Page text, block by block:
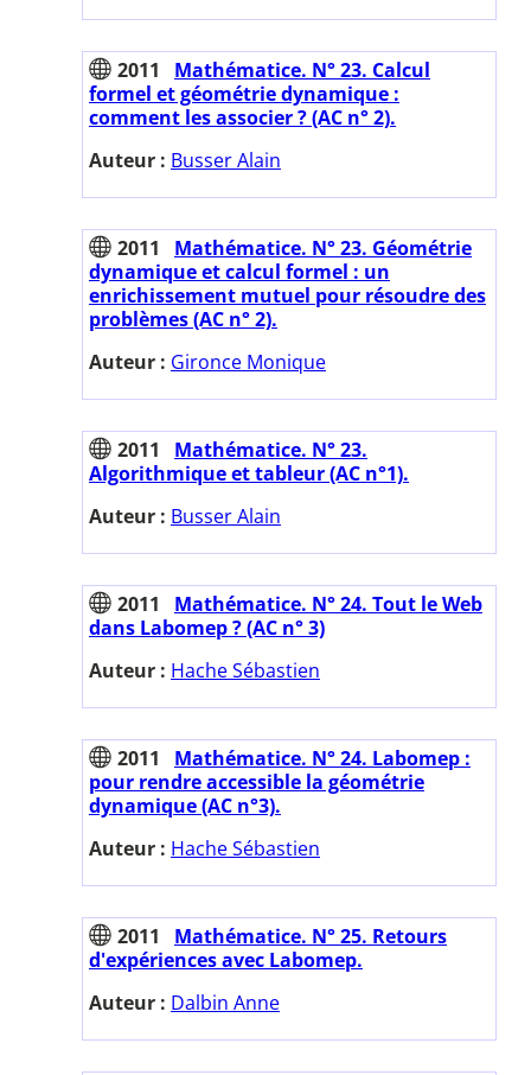
2011
Mathématice. N° 23. Calcul
formel et géométrie dynamique :
comment les associer ? (AC n° 2).
Auteur : Busser Alain
2011
Mathématice. N° 23. Géométrie
dynamique et calcul formel : un
enrichissement mutuel pour résoudre des
problèmes (AC n° 2).
Auteur : Gironce Monique
2011
Mathématice. N° 23.
Algorithmique et tableur (AC n°1).
Auteur : Busser Alain
2011
Mathématice. N° 24. Tout le Web
dans Labomep ? (AC n° 3)
Auteur : Hache Sébastien
2011
Mathématice. N° 24. Labomep :
pour rendre accessible la géométrie
dynamique (AC n°3).
Auteur : Hache Sébastien
2011
Mathématice. N° 25. Retours
d'expériences avec Labomep.
Auteur : Dalbin Anne